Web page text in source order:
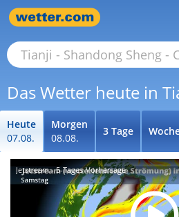
Das Wetter heute in
Heute
07.08.
Morgen
08.08.
3 Tage
Jetstream - 5-Tages-Vorhersage